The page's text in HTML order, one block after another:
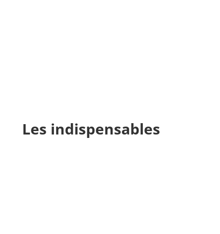
Les indispensables